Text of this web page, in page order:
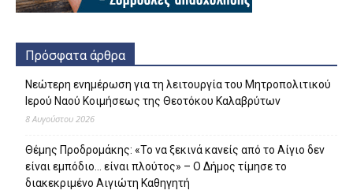
Πρόσφατα άρθρα
Νεώτερη ενημέρωση για τη λειτουργία του Μητροπολιτικού
Ιερού Ναού Κοιμήσεως της Θεοτόκου Καλαβρύτων
8 Αυγούστου 2026
Θέμης Προδρομάκης: «Το να ξεκινά κανείς από το Αίγιο δεν
είναι εμπόδιο… είναι πλούτος» – O Δήμος τίμησε το
διακεκριμένο Αιγιώτη Καθηγητή